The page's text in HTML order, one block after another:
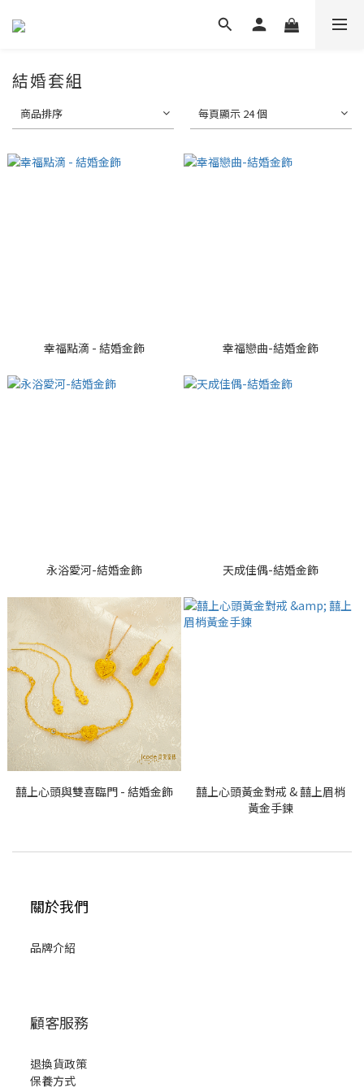
結婚套組
商品排序 每頁顯示 24 個
幸福點滴 - 結婚金飾 幸福戀曲-結婚金飾
永浴愛河-結婚金飾 天成佳偶-結婚金飾
囍上心頭與雙喜臨門 - 結婚金飾
囍上心頭黃金對戒 & 囍上眉梢
黃金手鍊
關於我們
品牌介紹
顧客服務
退換貨政策
保養方式